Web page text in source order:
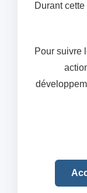
Durant
Pour suivre